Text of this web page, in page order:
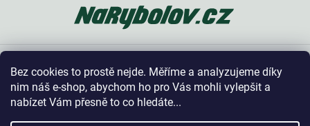
Bez cookies to prostě nejde. Měříme a analyzujeme díky
nim náš e-shop, abychom ho pro Vás mohli vylepšit a
nabízet Vám přesně to co hledáte...
í
r
v
k
y
v
ý
p
n
í
a
t
Vše o nákupu